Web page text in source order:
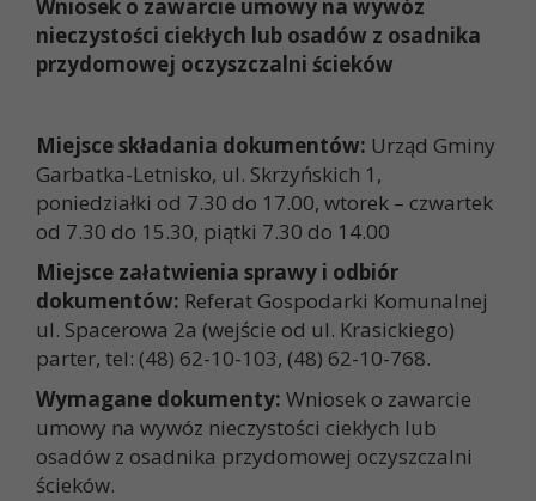
Wniosek o zawarcie umowy na wywóz
nieczystości ciekłych lub osadów z osadnika
przydomowej oczyszczalni ścieków
Miejsce składania dokumentów: Urząd Gminy
Garbatka-Letnisko, ul. Skrzyńskich 1,
poniedziałki od 7.30 do 17.00, wtorek – czwartek
od 7.30 do 15.30, piątki 7.30 do 14.00
Miejsce załatwienia sprawy i odbiór
dokumentów: Referat Gospodarki Komunalnej
ul. Spacerowa 2a (wejście od ul. Krasickiego)
parter, tel: (48) 62-10-103, (48) 62-10-768.
Wymagane dokumenty: Wniosek o zawarcie
umowy na wywóz nieczystości ciekłych lub
osadów z osadnika przydomowej oczyszczalni
ścieków.